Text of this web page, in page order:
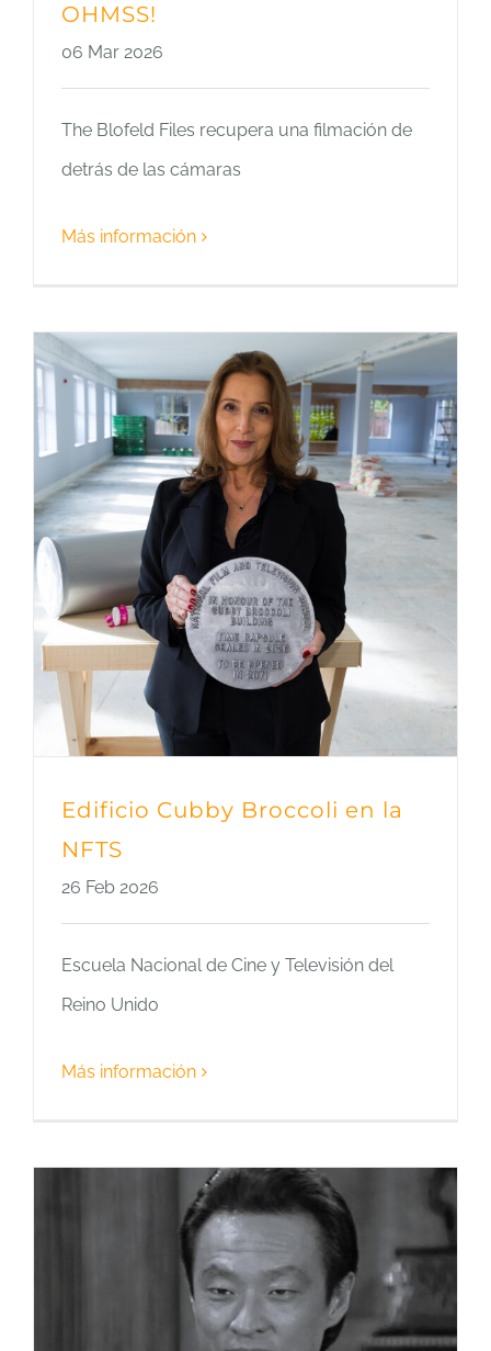
OHMSS!
06 Mar 2026
The Blofeld Files recupera una filmación de
detrás de las cámaras
Más información
Edificio Cubby Broccoli en la
NFTS
26 Feb 2026
Escuela Nacional de Cine y Televisión del
Reino Unido
Más información